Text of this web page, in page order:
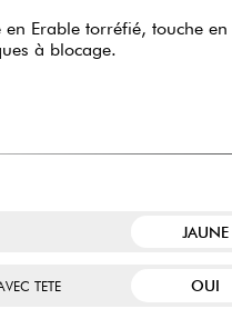
en Erable torréfié, touche
à blocage.
JAUNE
TETE OUI